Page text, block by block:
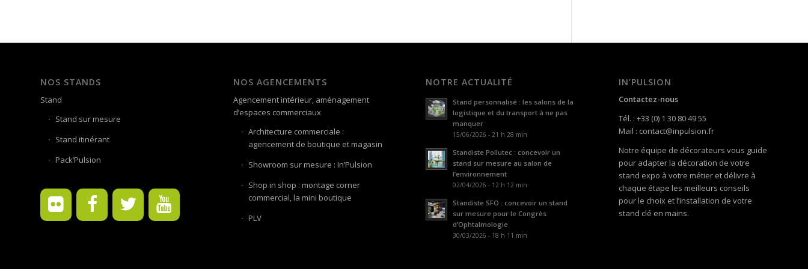
NOS STANDS
Stand
Stand sur mesure
Stand itinérant
Pack’Pulsion
NOS AGENCEMENTS
Agencement intérieur, aménagement
d’espaces commerciaux
Architecture commerciale :
agencement de boutique et magasin
Showroom sur mesure : In’Pulsion
Shop in shop : montage corner
commercial, la mini boutique
PLV
NOTRE ACTUALITÉ
Stand personnalisé : les salons de la
logistique et du transport à ne pas
manquer
15/06/2026 - 21 h 28 min
Standiste Pollutec : concevoir un
stand sur mesure au salon de
l’environnement
02/04/2026 - 12 h 12 min
Standiste SFO : concevoir un stand
sur mesure pour le Congrès
d’Ophtalmologie
30/03/2026 - 18 h 11 min
IN’PULSION
Contactez-nous
Tél. : +33 (0) 1 30 80 49 55
Mail : contact@inpulsion.fr
Notre équipe de décorateurs vous guide
pour adapter la décoration de votre
stand expo à votre métier et délivre à
chaque étape les meilleurs conseils
pour le choix et l’installation de votre
stand clé en mains.